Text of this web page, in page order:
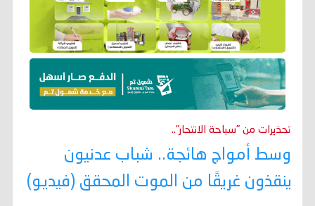
تحذيرات من "سباحة الانتحار"..
وسط أمواج هائجة.. شباب عدنيون
ينقذون غريقًا من الموت المحقق (فيديو)